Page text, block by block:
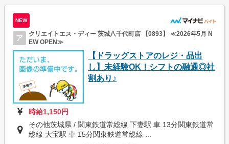
NEW
ア
クリエイトエス・ディー 茨城八千代町店 【0893】 ≪2026年5月 N
EW OPEN≫
【ドラッグストアのレジ・品出
し】未経験OK！シフトの融通◎社
割あり♪
時給1,150円
その他茨城県 / 関東鉄道常総線 下妻駅 車 13分関東鉄道常
総線 大宝駅 車 15分関東鉄道常総線 ...